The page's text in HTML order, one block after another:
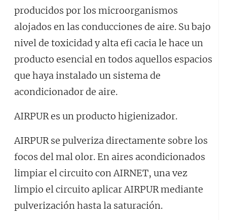
producidos por los microorganismos
alojados en las conducciones de aire. Su bajo
nivel de toxicidad y alta efi cacia le hace un
producto esencial en todos aquellos espacios
que haya instalado un sistema de
acondicionador de aire.
AIRPUR es un producto higienizador.
AIRPUR se pulveriza directamente sobre los
focos del mal olor. En aires acondicionados
limpiar el circuito con AIRNET, una vez
limpio el circuito aplicar AIRPUR mediante
pulverización hasta la saturación.